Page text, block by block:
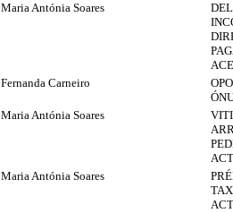
Maria Antónia Soares
Fernanda Carneiro
Maria Antónia Soares
Maria Antónia Soares